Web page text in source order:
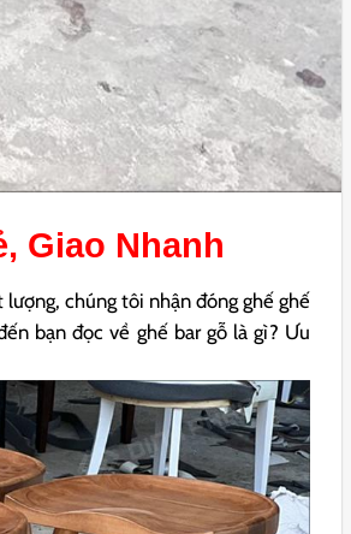
Giao Nhanh
chúng tôi nhận đóng ghế ghế
bạn đọc về ghế bar gỗ là gì? Ưu